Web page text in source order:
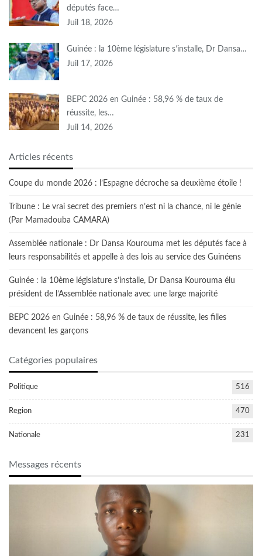
députés face…
Juil 18, 2026
Guinée : la 10ème législature s’installe, Dr Dansa…
Juil 17, 2026
BEPC 2026 en Guinée : 58,96 % de taux de
réussite, les…
Juil 14, 2026
Articles récents
Coupe du monde 2026 : l’Espagne décroche sa deuxième étoile !
Tribune : Le vrai secret des premiers n’est ni la chance, ni le génie
(Par Mamadouba CAMARA)
Assemblée nationale : Dr Dansa Kourouma met les députés face à
leurs responsabilités et appelle à des lois au service des Guinéens
Guinée : la 10ème législature s’installe, Dr Dansa Kourouma élu
président de l’Assemblée nationale avec une large majorité
BEPC 2026 en Guinée : 58,96 % de taux de réussite, les filles
devancent les garçons
Catégories populaires
Politique 516
Region 470
Nationale 231
Messages récents